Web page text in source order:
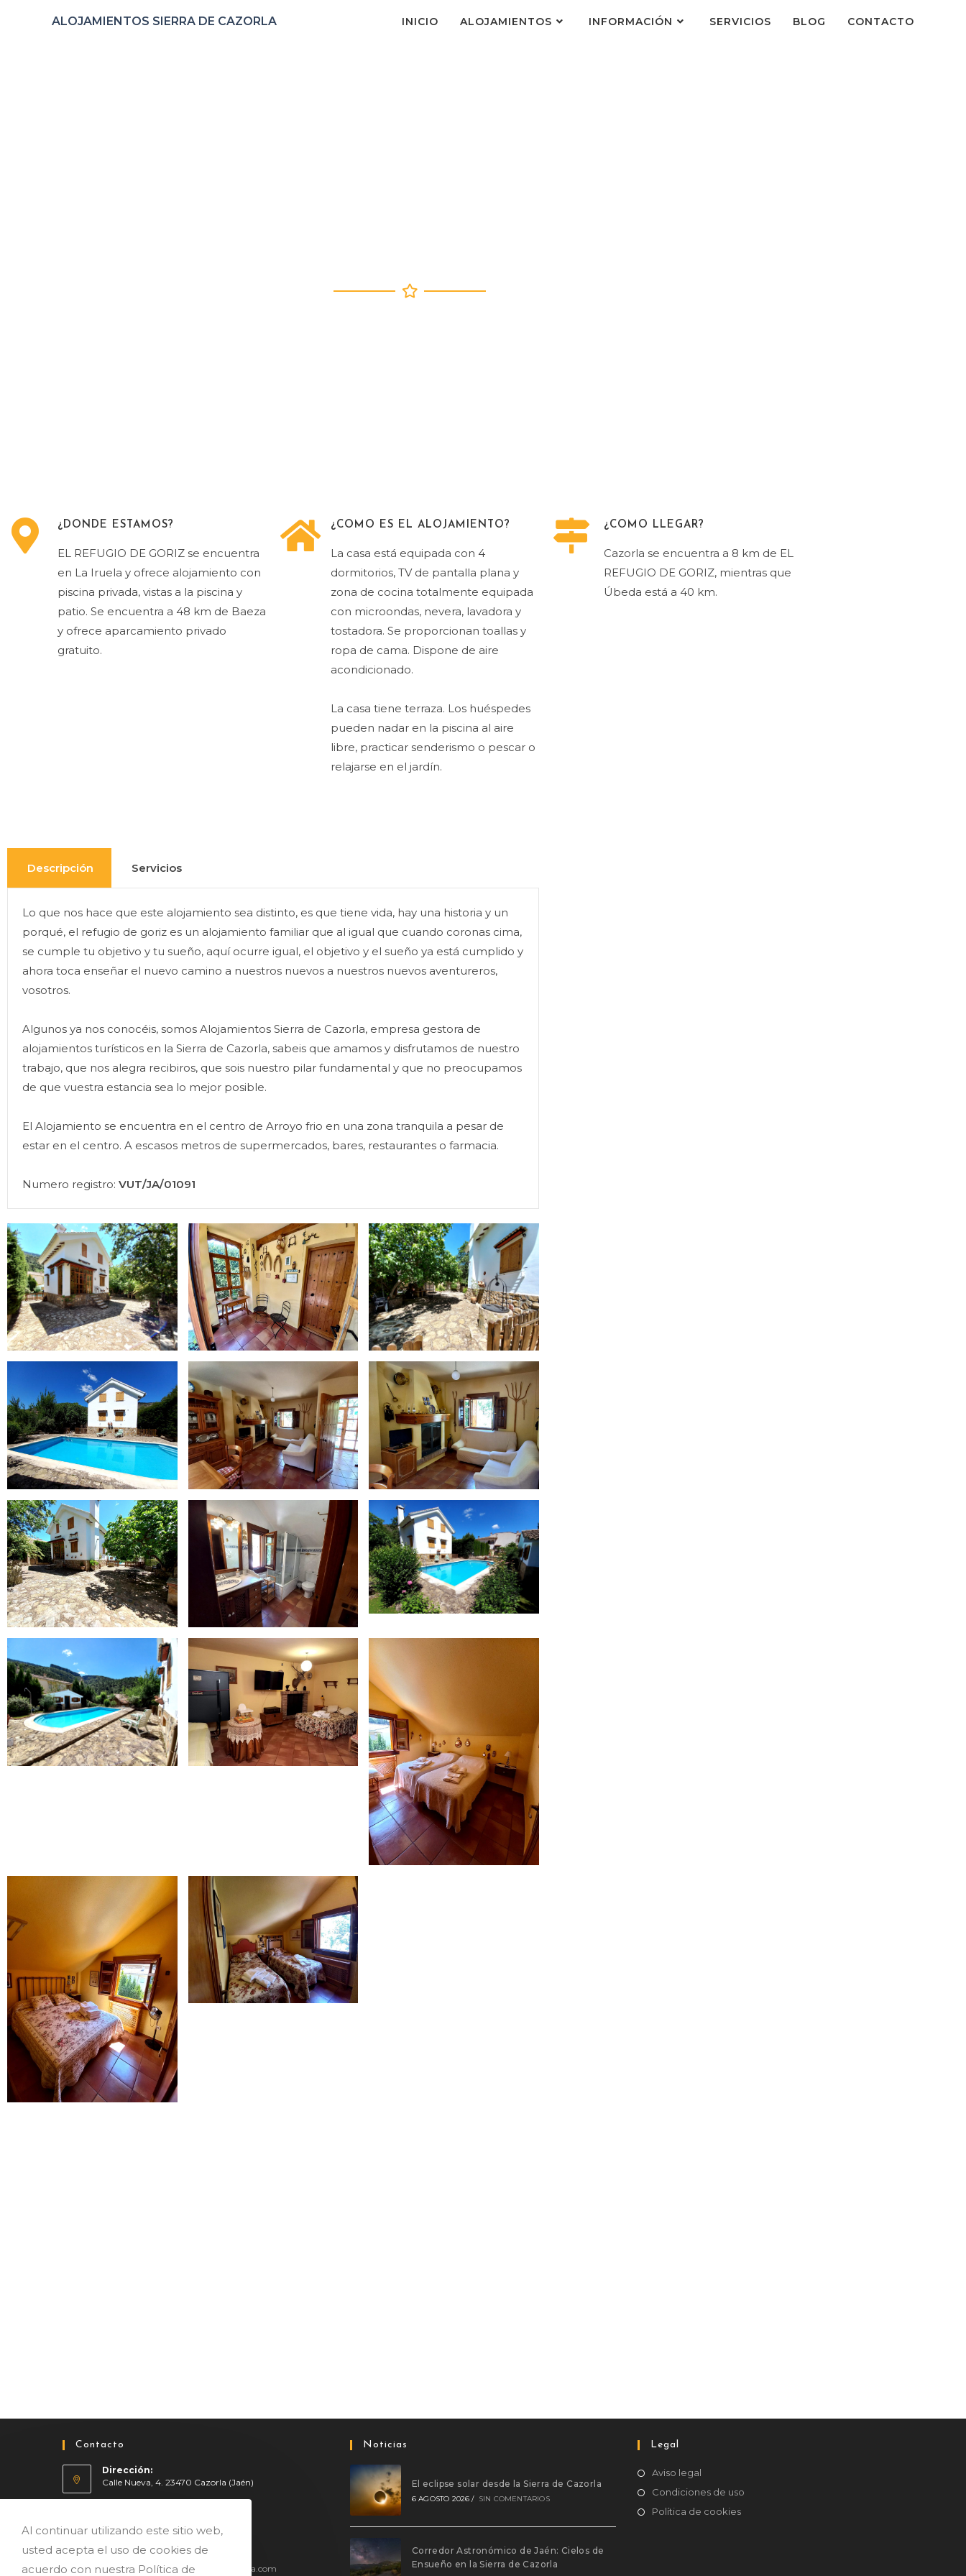
ALOJAMIENTOS SIERRA DE CAZORLA INICIO ALOJAMIENTOS INFORMACIÓN SERVICIOS BLOG CONTACTO
¿DONDE ESTAMOS?
EL REFUGIO DE GORIZ se encuentra
en La Iruela y ofrece alojamiento con
piscina privada, vistas a la piscina y
patio. Se encuentra a 48 km de Baeza
y ofrece aparcamiento privado
gratuito.
¿COMO ES EL ALOJAMIENTO?
La casa está equipada con 4
dormitorios, TV de pantalla plana y
zona de cocina totalmente equipada
con microondas, nevera, lavadora y
tostadora. Se proporcionan toallas y
ropa de cama. Dispone de aire
acondicionado.
La casa tiene terraza. Los huéspedes
pueden nadar en la piscina al aire
libre, practicar senderismo o pescar o
relajarse en el jardín.
¿COMO LLEGAR?
Cazorla se encuentra a 8 km de EL
REFUGIO DE GORIZ, mientras que
Úbeda está a 40 km.
Descripción Servicios
Lo que nos hace que este alojamiento sea distinto, es que tiene vida, hay una historia y un
porqué, el refugio de goriz es un alojamiento familiar que al igual que cuando coronas cima,
se cumple tu objetivo y tu sueño, aquí ocurre igual, el objetivo y el sueño ya está cumplido y
ahora toca enseñar el nuevo camino a nuestros nuevos a nuestros nuevos aventureros,
vosotros.
Algunos ya nos conocéis, somos Alojamientos Sierra de Cazorla, empresa gestora de
alojamientos turísticos en la Sierra de Cazorla, sabeis que amamos y disfrutamos de nuestro
trabajo, que nos alegra recibiros, que sois nuestro pilar fundamental y que no preocupamos
de que vuestra estancia sea lo mejor posible.
El Alojamiento se encuentra en el centro de Arroyo frio en una zona tranquila a pesar de
estar en el centro. A escasos metros de supermercados, bares, restaurantes o farmacia.
Numero registro: VUT/JA/01091
Contacto
Dirección:
Calle Nueva, 4. 23470 Cazorla (Jaén)
619 64 56 37
Email:
reservas@alojamientosierradecazorla.com
Noticias
El eclipse solar desde la Sierra de Cazorla
6 AGOSTO 2026 / SIN COMENTARIOS
Corredor Astronómico de Jaén: Cielos de
Ensueño en la Sierra de Cazorla
Legal
Aviso legal
Condiciones de uso
Política de cookies
Al continuar utilizando este sitio web,
usted acepta el uso de cookies de
acuerdo con nuestra Política de